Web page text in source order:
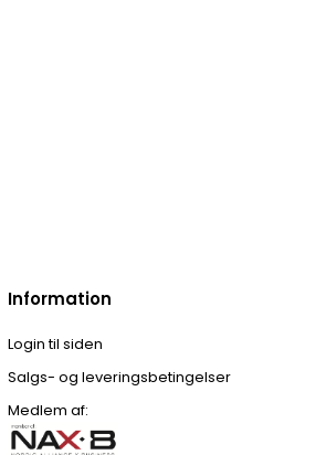
Information
Login til siden
Salgs- og leveringsbetingelser
Medlem af: